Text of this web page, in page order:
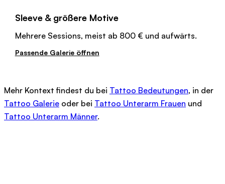
Sleeve & größere Motive
Mehrere Sessions, meist ab 800 € und aufwärts.
Passende Galerie öffnen
Mehr Kontext findest du bei Tattoo Bedeutungen, in der
Tattoo Galerie oder bei Tattoo Unterarm Frauen und
Tattoo Unterarm Männer.